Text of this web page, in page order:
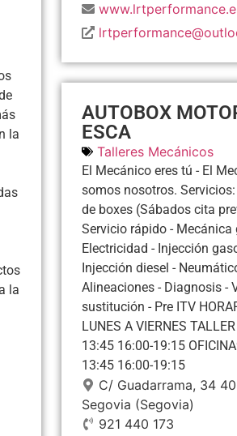
AUTOBOX
ESCA
Talleres Mecánicos
El Mecánico eres tú - El
somos nosotros.
de boxes (Sábados cita
Servicio rápido - Mecánica
Electricidad - Injección
Injección diesel -
Alineaciones - Diagnosis -
sustitución - Pre ITV
LUNES A VIERNES
13:45 16:00-19:15
13:45 16:00-19:15
C/ Guadarrama, 34
Segovia (Segovia)
921 440 173
la
la